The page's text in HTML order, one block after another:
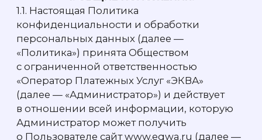
и при коммуникации с Администратором
в любой форме.
1.2. Используя Сайт (просмотр, чтение
текста, отправка или загрузка информации)
и предоставляя свои персональные
данные, Пользователь сайта дает согласие
в соответствии с данной Политикой, если
дополнительные требования к согласию
не установлены настоящей Политикой.
1.3. Для целей настоящей политики под
Администратором понимается
юридическое лицо ООО «Оператор